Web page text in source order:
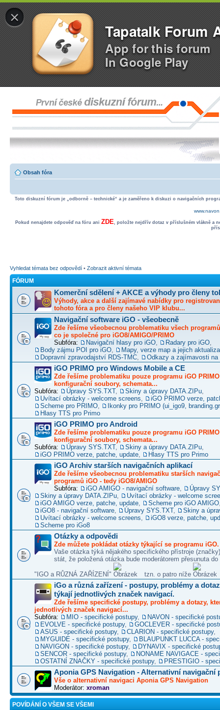
×
Tapatalk Forum
App for this forum
In Google Play
Obsah fóra
Toto diskuzní fórum je „odborně – technické“ a je zaměřeno k diskuzi o navigačních
Pokud nenajdete odpověď na fóru ani ZDE, položte nejdřív dotaz v příslušném vlákně a
Vyhledat témata bez odpovědí • Zobrazit aktivní témata
FÓRUM
Komerční sdělení + AKCE a výhody pro členy
Výhody, akce a další zajímavé nabídky pro
tohoto fóra a pro členy našeho VIP klubu...
Navigační software iGO - všeobecně
Zde řešíme všeobecnou problematiku všech
co je společné pro iGO8/AMIGO/PRIMO
Subfóra:
Navigační hlasy pro iGO Radary pro iGO
Body zájmu POI pro iGO
Mapy, verze map a jejich
Dopravní zpravodajství RDS-TMC
Odkazy a zajímavosti na
iGO PRIMO pro Windows Mobile a CE
Zde řešíme problematiku pouze programu iGO
konfigurační soubory, schemata...
Subfóra:
Úpravy SYS.TXT, Skiny a úpravy DATA.ZIPu
Uvítací obrázky - welcome screens
iGO PRIMO verze,
Scheme pro PRIMO
Ikonky pro PRIMO (ui_igo9,
Hlasy TTS pro Primo
iGO PRIMO pro Android
Zde řešíme problematiku pouze programu iGO
konfigurační soubory, schemata...
Subfóra:
Úpravy SYS.TXT, Skiny a úpravy DATA.ZIPu
iGO PRIMO verze, patche, update
Hlasy TTS pro Primo
iGO Archiv starších navigačních aplikací
Zde řešíme všeobecnou problematiku starších
programů iGO - tedy iGO8/AMIGO
Subfóra:
iGO AMIGO - navigační software
Úpravy
Skiny a úpravy DATA.ZIPu
Uvítací obrázky - welcome
iGO AMIGO verze, patche, update
Scheme pro iGO AMIGO
iGO8 - navigační software
Úpravy SYS.TXT,
Skiny a
Uvítací obrázky - welcome screens
iGO8 verze, patche,
Scheme pro iGo8
Otázky a odpovědi
Zde můžete pokládat otázky týkající se programu iGO.
Vaše otázka týká nějakého specifického přístroje
stát, že položená otázka bude moderátorem přesunuta do
"IGO a RŮZNÁ ZAŘÍZENÍ" tzn. o patro níže
iGo a různá zařízení - postupy, problémy a
týkají jednotlivých značek navigací.
Zde řešíme specifické postupy, problémy a dotazy,
jednotlivých značek navigací...
Subfóra:
MIO - specifické postupy,
NAVON - specifické
EVOLVE - specifické postupy,
GOCLEVER - specifické
ASUS - specifické postupy, CLARION - specifické postupy,
MYGUIDE - specifické postupy,
BLAUPUNKT LUCCA -
NAVIGON - specifické postupy,
DYNAVIX - specifické
SENCOR - specifické postupy,
NONAME NAVIGACE -
OSTATNÍ ZNAČKY - specifické postupy, PRESTIGIO -
Aponia GPS Navigation - Alternativní navigační
Vše o alternativní navigaci Aponia GPS Navigation
Moderátor: xroman
POVÍDÁNÍ O VŠEM SE VŠEMI